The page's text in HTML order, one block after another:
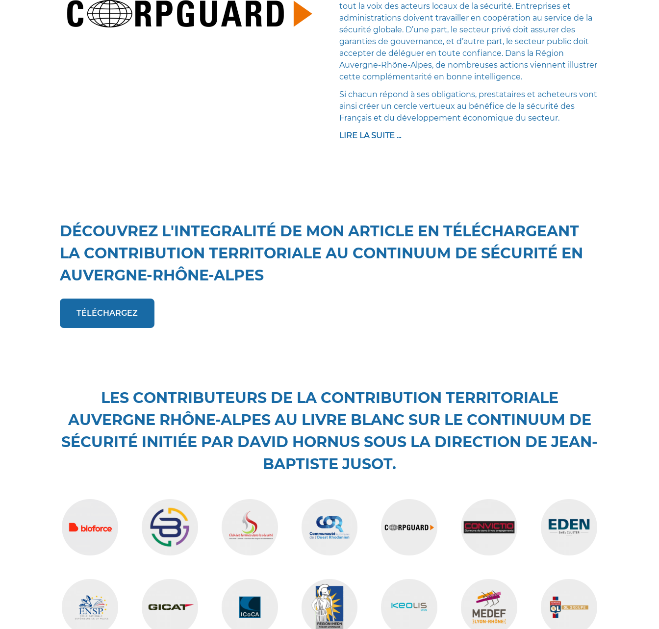
tout la voix des acteurs locaux de la sécurité. Entreprises et
administrations doivent travailler en coopération au service de la
sécurité globale. D’une part, le secteur privé doit assurer des
garanties de gouvernance, et d’autre part, le secteur public doit
accepter de déléguer en toute confiance. Dans la Région
Auvergne-Rhône-Alpes, de nombreuses actions viennent illustrer
cette complémentarité en bonne intelligence.
Si chacun répond à ses obligations, prestataires et acheteurs vont
ainsi créer un cercle vertueux au bénéfice de la sécurité des
Français et du développement économique du secteur.
LIRE LA SUITE ...
DÉCOUVREZ L'INTEGRALITÉ DE MON ARTICLE EN TÉLÉCHARGEANT
LA CONTRIBUTION TERRITORIALE AU CONTINUUM DE SÉCURITÉ EN
AUVERGNE-RHÔNE-ALPES
TÉLÉCHARGEZ
LES CONTRIBUTEURS DE LA CONTRIBUTION TERRITORIALE
AUVERGNE RHÔNE-ALPES AU LIVRE BLANC SUR LE CONTINUUM DE
SÉCURITÉ INITIÉE PAR DAVID HORNUS SOUS LA DIRECTION DE JEAN-
BAPTISTE JUSOT.